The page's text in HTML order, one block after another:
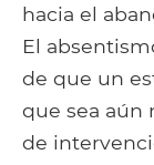
hacia el
El
de que un
que sea aún
de